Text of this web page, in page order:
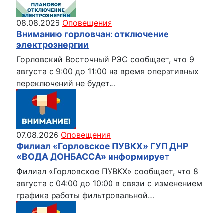
08.08.2026 Оповещения
Вниманию горловчан: отключение
электроэнергии
Горловский Восточный РЭС сообщает, что 9
августа с 9:00 до 11:00 на время оперативных
переключений не будет…
07.08.2026 Оповещения
Филиал «Горловское ПУВКХ» ГУП ДНР
«ВОДА ДОНБАССА» информирует
Филиал «Горловское ПУВКХ» сообщает, что 8
августа с 04:00 до 10:00 в связи с изменением
графика работы фильтровальной…